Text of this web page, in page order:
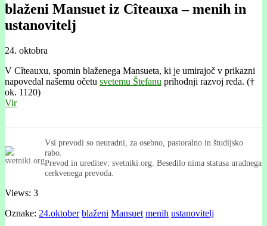
blaženi Mansuet iz Cîteauxa – menih in
ustanovitelj
24. oktobra
V Cîteauxu, spomin blaženega Mansueta, ki je umirajoč v prikazni
napovedal našemu očetu svetemu Štefanu prihodnji razvoj reda. (†
ok. 1120)
Vir
Vsi prevodi so neuradni, za osebno, pastoralno in študijsko
rabo.
Prevod in ureditev: svetniki.org. Besedilo nima statusa uradnega
cerkvenega prevoda.
Views: 3
Oznake: 24.oktober blaženi Mansuet menih ustanovitelj